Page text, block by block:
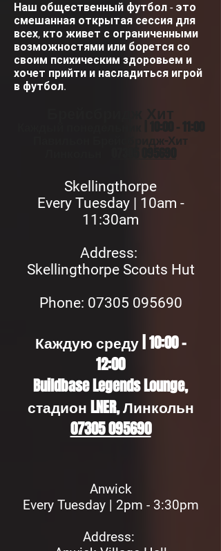
Наш общественный футбол - это
смешанная открытая сессия для
всех, кто живет с ограниченными
возможностями или борется со
своим психическим здоровьем и
хочет прийти и насладиться игрой
в футбол.
Брейсбридж Хит
Каждый понедельник | 10:00 - 11:00
Павильон Брейсбридж-Хит
07305 095690
Skellingthorpe
Every Tuesday | 10am -
11:30am
Address:
Skellingthorpe Scouts Hut
Phone: 07305 095690
Каждую среду | 10:00 -
12:00
Buildbase Legends Lounge,
стадион LNER, Линкольн
07305 095690
Anwick
Every Tuesday | 2pm - 3:30pm
Address: